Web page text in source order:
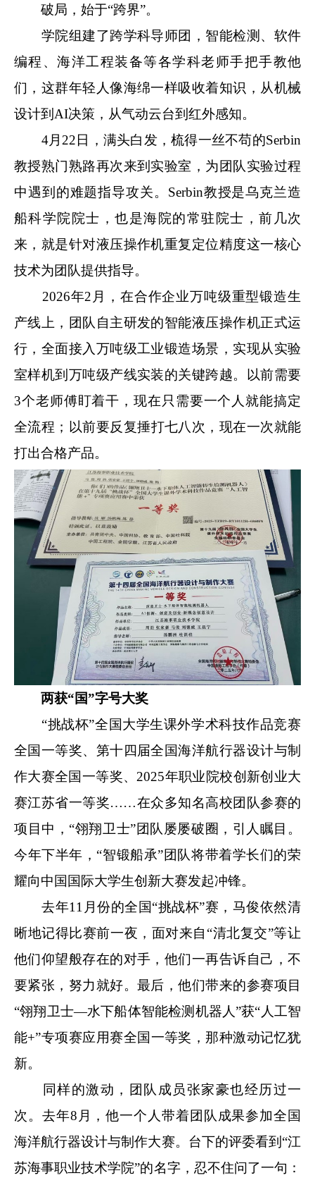
破局，始于“跨界”。
学院组建了跨学科导师团，智能检测、软件
编程、海洋工程装备等各学科老师手把手教他
们，这群年轻人像海绵一样吸收着知识，从机械
设计到 AI决策，从气动云台到红外感知。
4月22 日，满头白发，梳得一丝不苟的Serbin
教授熟门熟路再次来到实验室，为团队实验过程
中遇到的难题指导攻关。 Serbin教授是乌克兰造
船科学院院士，也是海院的常驻院士，前几次
来，就是针对液压操作机重复定位精度这一核心
技术为团队提供指导。
2026年2 月，在合作企业万吨级重型锻造生
产线上，团队自主研发的智能液压操作机正式运
行，全面接入万吨级工业锻造场景，实现从实验
室样机到万吨级产线实装的关键跨越。以前需要
3个老师傅盯着干，现在只需要一个人就能搞定
全流程；以前要反复捶打七八次，现在一次就能
打出合格产品。
两获“国”字号大奖
“挑战杯”全国大学生课外学术科技作品竞赛
全国一等奖、第十四届全国海洋航行器设计与制
作大赛全国一等奖、 2025年职业院校创新创业大
赛江苏省一等奖……在众多知名高校团队参赛的
项目中，“翎翔卫士”团队屡屡破圈，引人瞩目。
今年下半年，“智锻船承”团队将带着学长们的荣
耀向中国国际大学生创新大赛发起冲锋。
去年11 月份的全国“挑战杯”赛，马俊依然清
晰地记得比赛前一夜，面对来自“清北复交”等让
他们仰望般存在的对手，他们一再告诉自己，不
要紧张，努力就好。最后，他们带来的参赛项目
“翎翔卫士—水下船体智能检测机器人”获“人工智
能+”专项赛应用赛全国一等奖，那种激动记忆犹
新。
同样的激动，团队成员张家豪也经历过一
次。去年8 月，他一个人带着团队成果参加全国
海洋航行器设计与制作大赛。台下的评委看到“江
苏海事职业技术学院”的名字，忍不住问了一句：